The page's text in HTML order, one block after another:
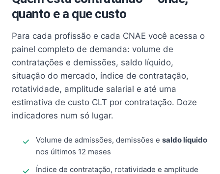
quanto e a que custo
Para cada profissão e cada CNAE você acessa o
painel completo de demanda: volume de
contratações e demissões, saldo líquido,
situação do mercado, índice de contratação,
rotatividade, amplitude salarial e até uma
estimativa de custo CLT por contratação. Doze
indicadores num só lugar.
Volume de admissões, demissões e saldo líquido
nos últimos 12 meses
Índice de contratação, rotatividade e amplitude